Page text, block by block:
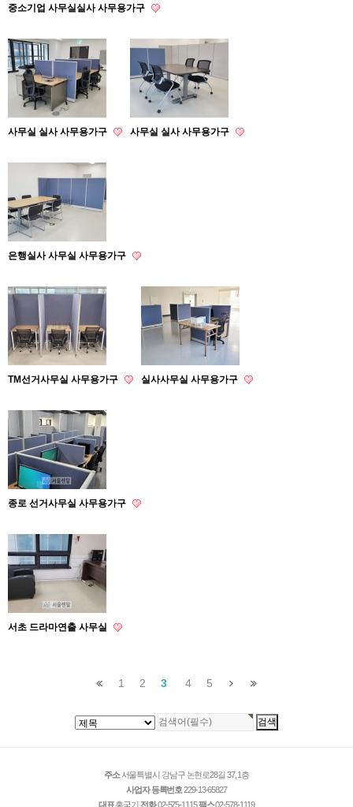
중소기업 사무실실사 사무용가구
사무실 실사 사무용가구 사무실 실사 사무용가구
은행실사 사무실 사무용가구
TM선거사무실 사무용가구 실사사무실 사무용가구
종로 선거사무실 사무용가구
서초 드라마연출 사무실
1 2 3 4 5
주소서울특별시 강남구 논현로28길 37, 1층
사업자 등록번호229-13-65827
대표홍국기 전화02-575-1115팩스02-578-1119